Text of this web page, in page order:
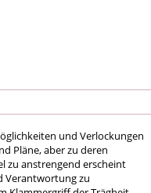
und Verlockungen
Pläne, aber zu deren
zu anstrengend erscheint
Verantwortung zu